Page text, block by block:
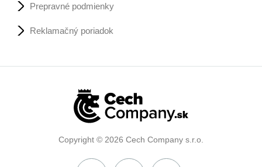
Prepravné podmienky
Reklamačný poriadok
Copyright © 2026 Cech Company s.r.o.